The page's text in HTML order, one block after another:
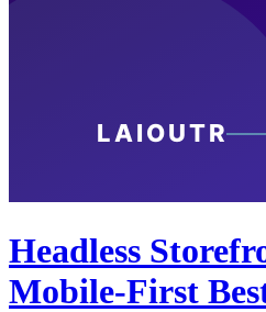
Headless
Mobile-First